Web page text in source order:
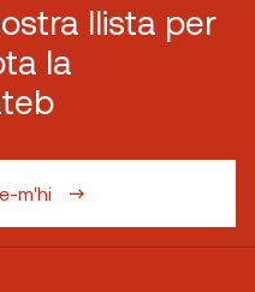
llista per
la
m'hi